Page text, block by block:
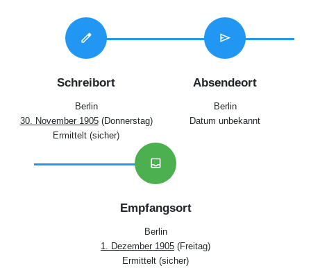
edit
Schreibort
Berlin
30. November 1905(Donnerstag)
Ermittelt (sicher)
send
Absendeort
Berlin
Datum unbekannt
inbox
Empfangsort
Berlin
1. Dezember 1905 (Freitag)
Ermittelt (sicher)